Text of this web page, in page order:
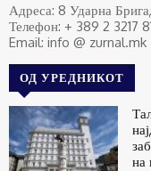
Адреса: 8 Ударна
Телефон: + 389 2 3217
Email: info @ zurnal.mk
ОД УРЕДНИКОТ
на